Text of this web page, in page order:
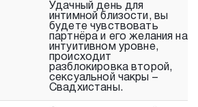
Удачный день для
интимной близости, вы
будете чувствовать
партнёра и его желания на
интуитивном уровне,
происходит
разблокировка второй,
сексуальной чакры –
Свадхистаны.